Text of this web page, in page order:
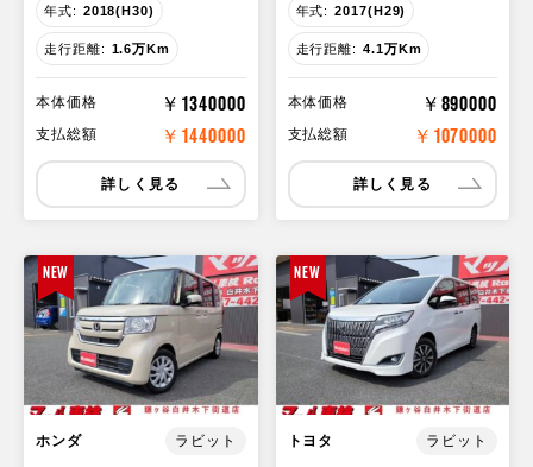
年式: 2018(H30)
走行距離: 1.6万Km
本体価格 ￥1340000
支払総額 ￥1440000
詳しく見る
年式: 2017(H29)
走行距離: 4.1万Km
本体価格 ￥890000
支払総額 ￥1070000
詳しく見る
NEW
ホンダ ラビット
NEW
トヨタ ラビット